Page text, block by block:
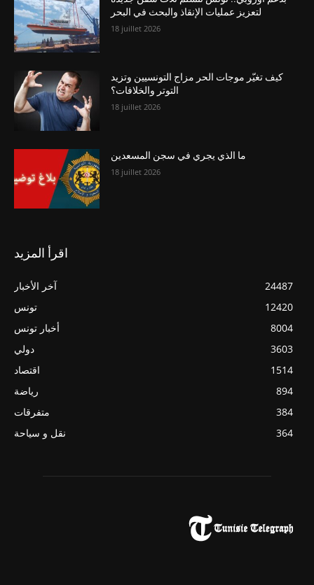
لتعزيز عمليات الإنقاذ والبحث في البحر
18 juillet 2026
كيف تغيّر موجات الحر مزاج التونسيين وتزيد
التوتر والخلافات؟
18 juillet 2026
ما الذي يجري في سجن المسعدين
18 juillet 2026
اقرأ المزيد
آخر الأخبار
24487
تونس
12420
أخبار تونس
8004
دولي
3603
اقتصاد
1514
رياضة
894
متفرقات
384
نقل و سياحة
364